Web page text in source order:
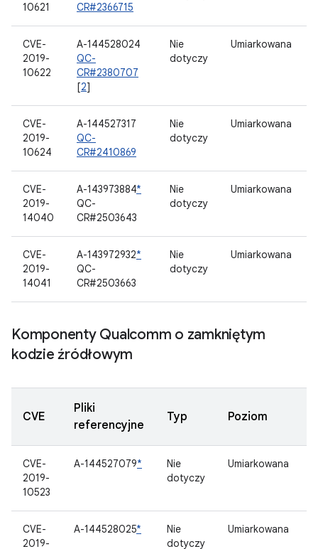
10621
CR#2366715
CVE-
2019-
10622
A-144528024
QC-
CR#2380707
[2]
Nie
dotyczy
Umiarkowana
CVE-
2019-
10624
A-144527317
QC-
CR#2410869
Nie
dotyczy
Umiarkowana
CVE-
2019-
14040
A-143973884*
QC-
CR#2503643
Nie
dotyczy
Umiarkowana
CVE-
2019-
14041
A-143972932*
QC-
CR#2503663
Nie
dotyczy
Umiarkowana
Komponenty Qualcomm o zamkniętym
kodzie źródłowym
CVE
Pliki
referencyjne
Typ Poziom
CVE-
2019-
10523
A-144527079*
Nie
dotyczy
Umiarkowana
CVE-
2019-
A-144528025*
Nie
dotyczy
Umiarkowana